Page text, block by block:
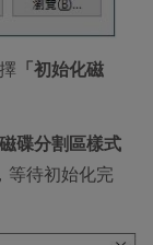
「初始化磁
碟分割區樣式
等待初始化完